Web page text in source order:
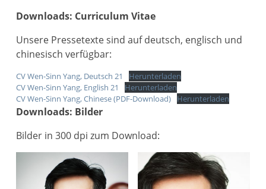
Downloads: Curriculum Vitae
Unsere Pressetexte sind auf deutsch, englisch und
chinesisch verfügbar:
CV Wen-Sinn Yang, Deutsch 21
Herunterladen
CV Wen-Sinn Yang, English 21
Herunterladen
CV Wen-Sinn Yang, Chinese (PDF-Download)
Herunterladen
Downloads: Bilder
Bilder in 300 dpi zum Download: